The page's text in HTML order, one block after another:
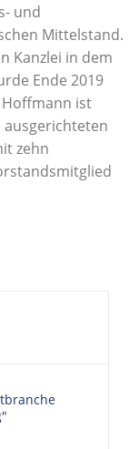
und
Mittelstand.
Kanzlei in dem
Ende 2019
ist
zehn